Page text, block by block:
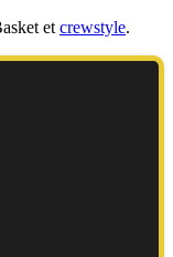
et crewstyle.